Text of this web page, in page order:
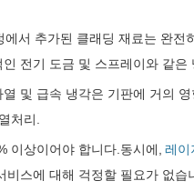
서 추가된 클래딩 재료는 완
전기 도금 및 스프레이와 같
및 급속 냉각은 기판에 거의
처리.
이상이어야 합니다.동시에, 레이
스에 대해 걱정할 필요가 없